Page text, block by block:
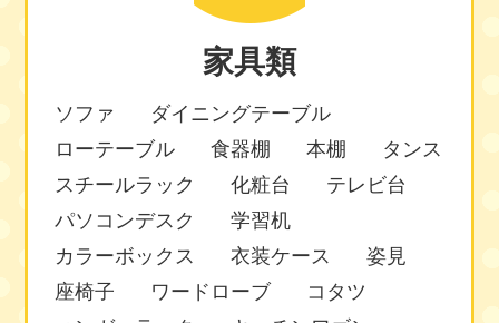
家具類
ソファ
ダイニングテーブル
ローテーブル
食器棚 本棚
タンス
スチールラック
化粧台
テレビ台
パソコンデスク
学習机
カラーボックス
衣装ケース
姿見
座椅子
ワードローブ
コタツ